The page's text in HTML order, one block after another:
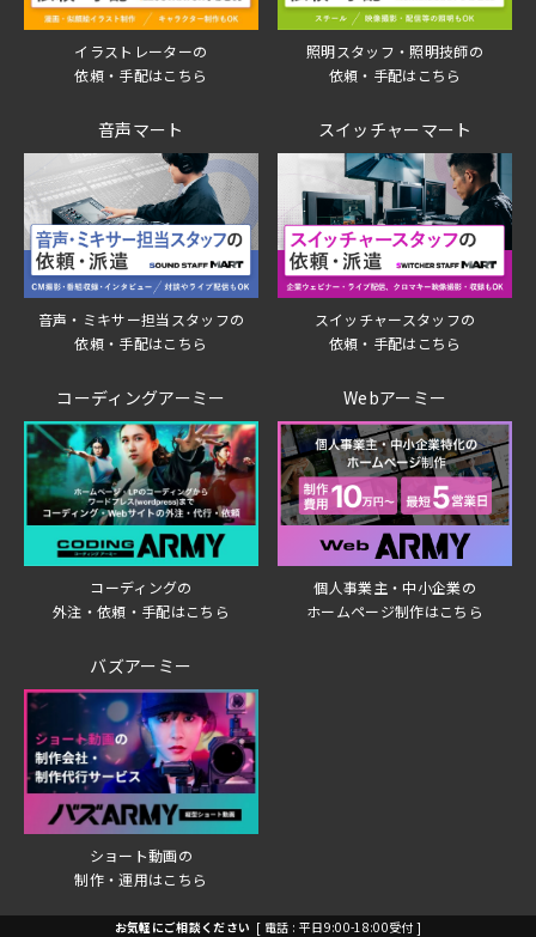
お気軽にご相談ください [ 電話 : 平日9:00-18:00受付 ]
イラストレーターの
依頼・手配はこちら
照明スタッフ・照明技師の
依頼・手配はこちら
音声マート
音声・ミキサー担当スタッフの
依頼・手配はこちら
スイッチャーマート
スイッチャースタッフの
依頼・手配はこちら
コーディングアーミー
コーディングの
外注・依頼・手配はこちら
Webアーミー
個人事業主・中小企業の
ホームページ制作はこちら
バズアーミー
ショート動画の
制作・運用はこちら